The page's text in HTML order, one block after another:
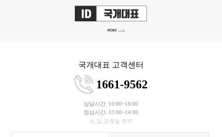
국개대표 고객센터
1661-9562
상담시간: 10:00~18:00
점심시간: 13:00~14:00
토,일,공휴일 휴무